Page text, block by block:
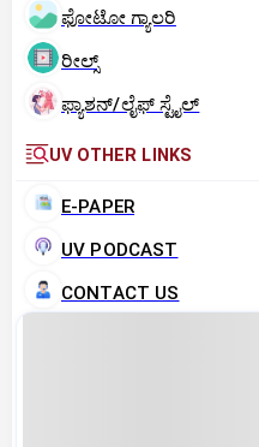
ಫೋಟೋ ಗ್ಯಾಲರಿ
ರೀಲ್ಸ್
ಫ್ಯಾಶನ್/ಲೈಫ್‌ ಸ್ಟೈಲ್
UV OTHER LINKS
E-PAPER
UV PODCAST
CONTACT US